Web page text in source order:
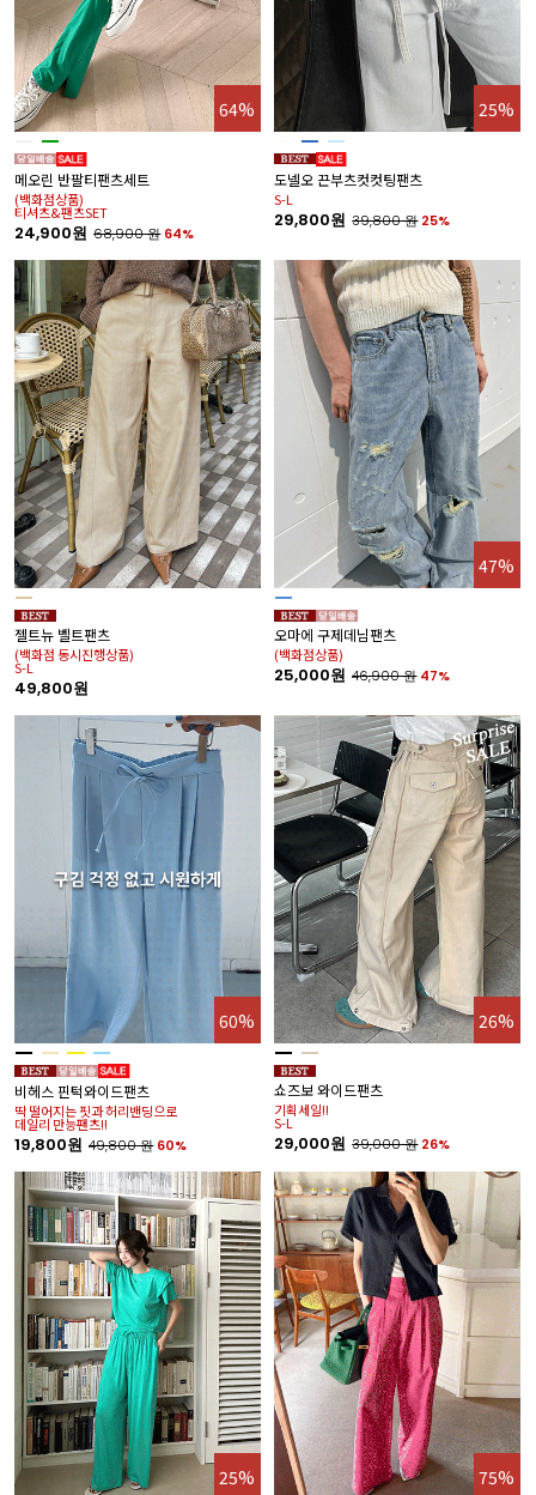
64%
메오린 반팔티팬츠세트
(백화점상품)
티셔츠&팬츠SET
24,900원 68,900원 64%
25%
도넬오 끈부츠컷컷팅팬츠
S-L
29,800원 39,800원 25%
젤트뉴 벨트팬츠
(백화점 동시진행상품)
S-L
49,800원
47%
오마에 구제데님팬츠
(백화점상품)
25,000원 46,900원 47%
60%
비헤스 핀턱와이드팬츠
딱 떨어지는 핏과 허리밴딩으로
데일리 만능팬츠!!
19,800원 49,800원 60%
26%
쇼즈보 와이드팬츠
기획세일!!
S-L
29,000원 39,000원 26%
25% 75%